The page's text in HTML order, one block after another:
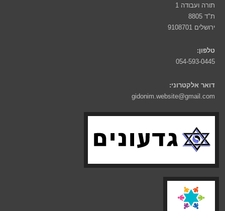
תורה ועבודה 1
ת"ד 8805
ירושלים 9108701
טלפון:
054-593-0445
דואר אלקטרוני:
gidonim.website@gmail.com